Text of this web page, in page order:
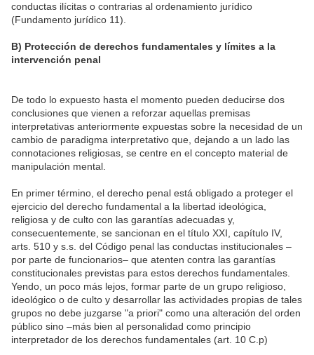
conductas ilícitas o contrarias al ordenamiento jurídico
(Fundamento jurídico 11).
B) Protección de derechos fundamentales y límites a la
intervención penal
De todo lo expuesto hasta el momento pueden deducirse dos
conclusiones que vienen a reforzar aquellas premisas
interpretativas anteriormente expuestas sobre la necesidad de un
cambio de paradigma interpretativo que, dejando a un lado las
connotaciones religiosas, se centre en el concepto material de
manipulación mental.
En primer término, el derecho penal está obligado a proteger el
ejercicio del derecho fundamental a la libertad ideológica,
religiosa y de culto con las garantías adecuadas y,
consecuentemente, se sancionan en el título XXI, capítulo IV,
arts. 510 y s.s. del Código penal las conductas institucionales –
por parte de funcionarios– que atenten contra las garantías
constitucionales previstas para estos derechos fundamentales.
Yendo, un poco más lejos, formar parte de un grupo religioso,
ideológico o de culto y desarrollar las actividades propias de tales
grupos no debe juzgarse "a priori" como una alteración del orden
público sino –más bien al personalidad como principio
interpretador de los derechos fundamentales (art. 10 C.p)